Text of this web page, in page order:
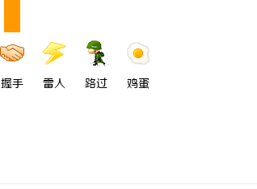
握手 雷人 路过 鸡蛋